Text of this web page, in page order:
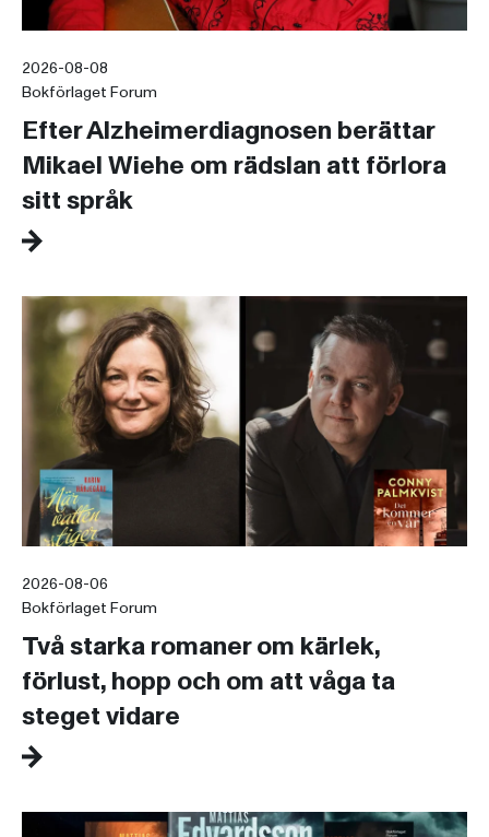
2026-08-08
Bokförlaget Forum
Efter Alzheimerdiagnosen berättar
Mikael Wiehe om rädslan att förlora
sitt språk
2026-08-06
Bokförlaget Forum
Två starka romaner om kärlek,
förlust, hopp och om att våga ta
steget vidare